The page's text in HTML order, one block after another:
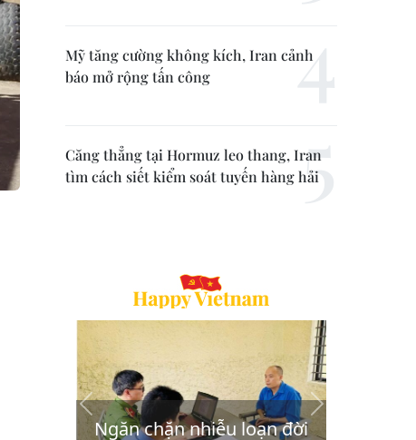
Mỹ tăng cường không kích, Iran cảnh
báo mở rộng tấn công
Căng thẳng tại Hormuz leo thang, Iran
tìm cách siết kiểm soát tuyến hàng hải